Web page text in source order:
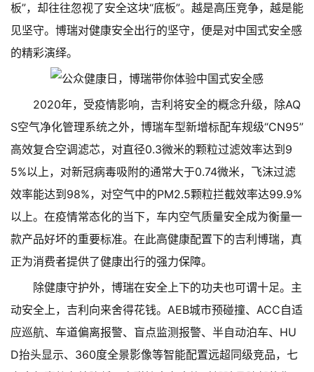
板”，却往往忽视了安全这块“底板”。越是高压竞争，越是能
见坚守。博瑞对健康安全出行的坚守，便是对中国式安全感
的精彩演绎。
2020年，受疫情影响，吉利将安全的概念升级，除AQ
S空气净化管理系统之外，博瑞车型新增标配车规级“CN95”
高效复合空调滤芯，对直径0.3微米的颗粒过滤效率达到9
5%以上，对新冠病毒吸附的通常大于0.74微米，飞沫过滤
效率能达到98%，对空气中的PM2.5颗粒拦截效率达99.9%
以上。在疫情常态化的当下，车内空气质量安全成为衡量一
款产品好坏的重要标准。在此高健康配置下的吉利博瑞，真
正为消费者提供了健康出行的强力保障。
除健康守护外，博瑞在安全上下的功夫也可谓十足。主
动安全上，吉利向来舍得花钱。AEB城市预碰撞、ACC自适
应巡航、车道偏离报警、盲点监测报警、半自动泊车、HU
D抬头显示、360度全景影像等智能配置远超同级竞品，七